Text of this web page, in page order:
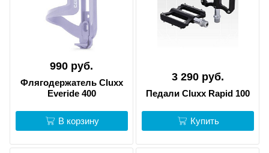
990 руб.
Флягодержатель Cluxx
Everide 400
В корзину
3 290 руб.
Педали Cluxx Rapid 100
Купить